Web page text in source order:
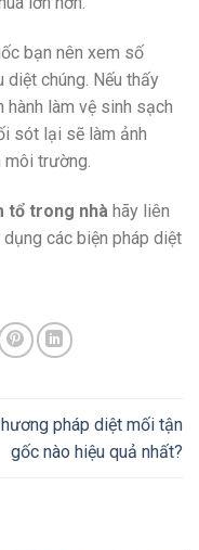
bạn nên xem số
chúng. Nếu thấy
làm vệ sinh sạch
sót lại sẽ làm ảnh
môi trường.
tổ trong nhà hãy liên
các biện pháp diệt
pháp diệt mối tận
gốc nào hiệu quả nhất?